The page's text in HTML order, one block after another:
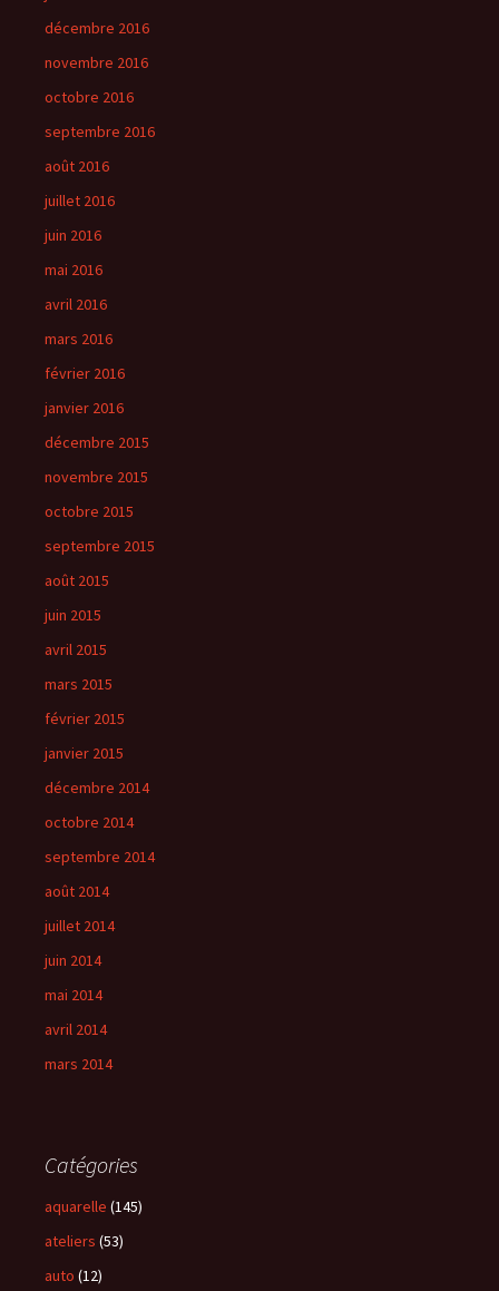
décembre 2016
novembre 2016
octobre 2016
septembre 2016
août 2016
juillet 2016
juin 2016
mai 2016
avril 2016
mars 2016
février 2016
janvier 2016
décembre 2015
novembre 2015
octobre 2015
septembre 2015
août 2015
juin 2015
avril 2015
mars 2015
février 2015
janvier 2015
décembre 2014
octobre 2014
septembre 2014
août 2014
juillet 2014
juin 2014
mai 2014
avril 2014
mars 2014
Catégories
aquarelle (145)
ateliers (53)
auto (12)